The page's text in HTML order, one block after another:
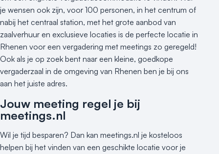
je wensen ook zijn, voor 100 personen, in het centrum of
nabij het centraal station, met het grote aanbod van
zaalverhuur en exclusieve locaties is de perfecte locatie in
Rhenen voor een vergadering met meetings zo geregeld!
Ook als je op zoek bent naar een kleine, goedkope
vergaderzaal in de omgeving van Rhenen ben je bij ons
aan het juiste adres.
Jouw meeting regel je bij
meetings.nl
Wil je tijd besparen? Dan kan meetings.nl je kosteloos
helpen bij het vinden van een geschikte locatie voor je